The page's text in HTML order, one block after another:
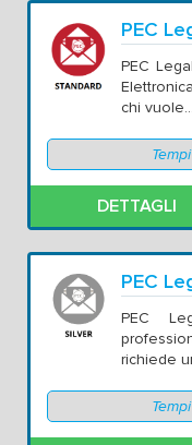
PEC
PEC
chi vuole...
DETTAGLI
PEC
PEC
richiede